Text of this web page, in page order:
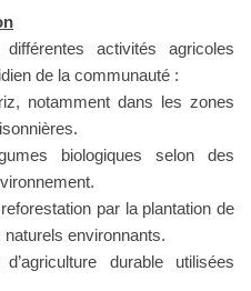
activités agricoles
de la communauté :
notamment dans les zones
biologiques selon des
par la plantation de
environnants.
durable utilisées